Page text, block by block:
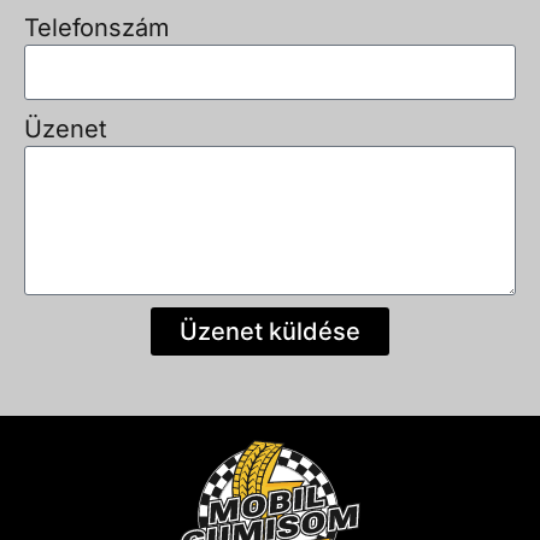
Telefonszám
Üzenet
Üzenet küldése